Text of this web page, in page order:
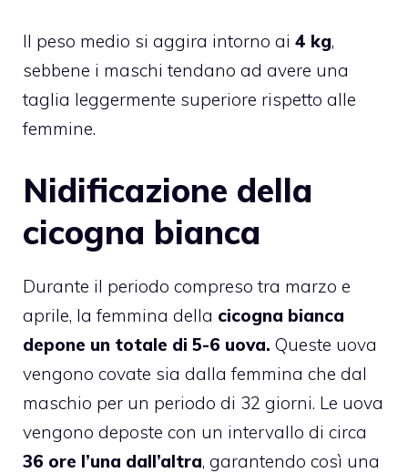
Il peso medio si aggira intorno ai 4 kg,
sebbene i maschi tendano ad avere una
taglia leggermente superiore rispetto alle
femmine.
Nidificazione della
cicogna bianca
Durante il periodo compreso tra marzo e
aprile, la femmina della cicogna bianca
depone un totale di 5-6 uova. Queste uova
vengono covate sia dalla femmina che dal
maschio per un periodo di 32 giorni. Le uova
vengono deposte con un intervallo di circa
36 ore l’una dall’altra, garantendo così una